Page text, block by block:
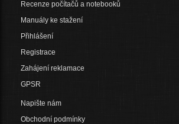
Recenze počítačů a notebooků
Manuály ke stažení
Přihlášení
Registrace
Zahájení reklamace
GPSR
Napište nám
Obchodní podmínky